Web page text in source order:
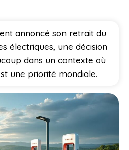
annoncé son retrait du
électriques, une décision
dans un contexte où
une priorité mondiale.